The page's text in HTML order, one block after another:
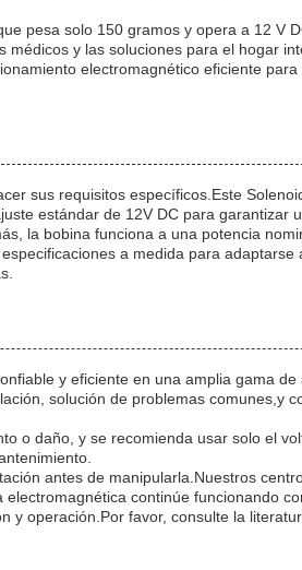
pesa solo 150 gramos y opera a 12 V
y las soluciones para el hogar
electromagnético eficiente
sus requisitos específicos.Este
estándar de 12V DC para garantizar
la bobina funciona a una potencia
a medida para
y eficiente en una amplia gama
solución de problemas comunes,y
o daño, y se recomienda usar solo el
antes de manipularla.Nuestros
continúe funcionando
operación.Por favor, consulte la